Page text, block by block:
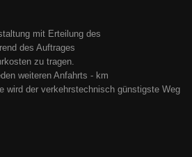
mit Erteilung des
des Auftrages
zu tragen.
weiteren Anfahrts - km
wird der verkehrstechnisch günstigste Weg